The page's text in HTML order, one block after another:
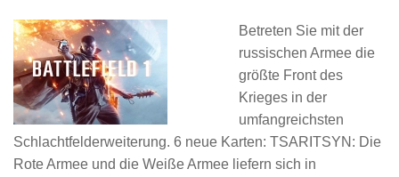
Betreten Sie mit der
russischen Armee die
größte Front des
Krieges in der
umfangreichsten
Schlachtfelderweiterung. 6 neue Karten: TSARITSYN: Die
Rote Armee und die Weiße Armee liefern sich in